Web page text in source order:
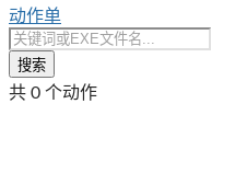
动作单
搜索
共 0 个动作